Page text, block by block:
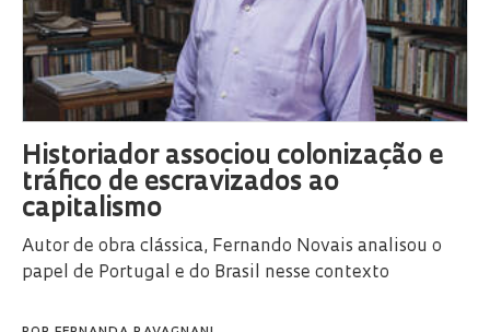
Historiador associou colonização e
tráfico de escravizados ao
capitalismo
Autor de obra clássica, Fernando Novais analisou o
papel de Portugal e do Brasil nesse contexto